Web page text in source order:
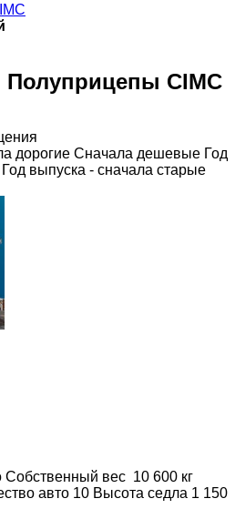
Полуприцепы CIMC
дорогие Сначала дешевые Год
Год выпуска - сначала старые
Собственный вес 10 600 кг
авто 10 Высота седла 1 150